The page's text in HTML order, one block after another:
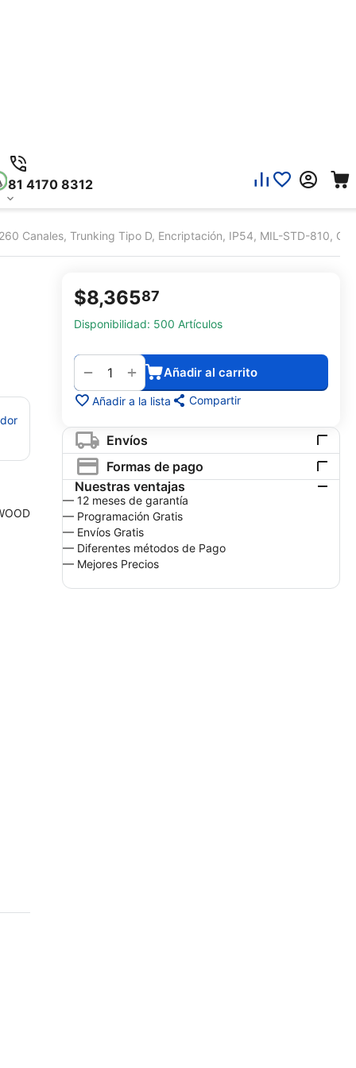
81 4170 8312
Canales, Trunking Tipo D, Encriptación, IP54, MIL-STD-810,
$8,36587
Disponibilidad: 500 Artículos
+
− Añadir al carrito
Añadir a la lista Compartir
Envíos
Formas de pago
Nuestras ventajas
— 12 meses de garantía
— Programación Gratis
— Envíos Gratis
— Diferentes métodos de Pago
— Mejores Precios